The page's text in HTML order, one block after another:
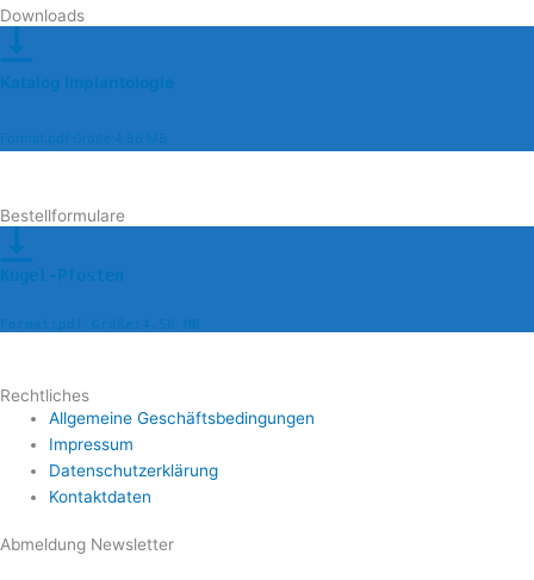
Downloads
Katalog Implantologie
Format:pdf Größe:4.86 MB
Bestellformulare
Kugel-Pfosten
Format:pdf Größe:4.50 MB
Rechtliches
Allgemeine Geschäftsbedingungen
Impressum
Datenschutzerklärung
Kontaktdaten
Abmeldung Newsletter